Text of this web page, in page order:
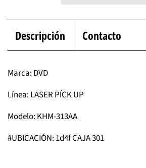
Descripción Contacto
Marca: DVD
Línea: LASER PÍCK UP
Modelo: KHM-313AA
#UBICACIÓN: 1d4f CAJA 301